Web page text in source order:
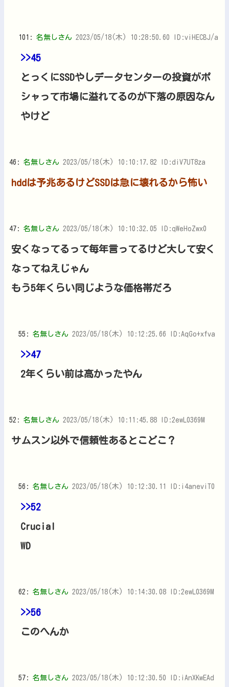
101: 名無しさん 2023/05/18(木) 10:28:50.60 ID:viHECBJ/a
>>45
とっくにSSDやしデータセンターの投資がポ
シャって市場に溢れてるのが下落の原因なん
やけど
46: 名無しさん 2023/05/18(木) 10:10:17.82 ID:diV7UT8za
hddは予兆あるけどSSDは急に壊れるから怖い
47: 名無しさん 2023/05/18(木) 10:10:32.05 ID:qWeHoZwx0
安くなってるって毎年言ってるけど大して安く
なってねえじゃん
もう5年くらい同じような価格帯だろ
55: 名無しさん 2023/05/18(木) 10:12:25.66 ID:AqGo+xfva
>>47
2年くらい前は高かったやん
52: 名無しさん 2023/05/18(木) 10:11:45.88 ID:2ewL0369M
サムスン以外で信頼性あるとこどこ？
56: 名無しさん 2023/05/18(木) 10:12:30.11 ID:i4aneviT0
>>52
Crucial
WD
62: 名無しさん 2023/05/18(木) 10:14:30.08 ID:2ewL0369M
>>56
このへんか
57: 名無しさん 2023/05/18(木) 10:12:30.50 ID:iAnXKwEAd